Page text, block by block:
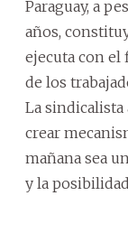
Paraguay, a
años,
ejecuta con el
de los
La
crear
mañana sea
y la